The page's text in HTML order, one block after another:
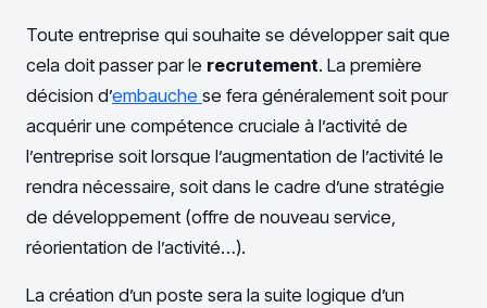
Toute entreprise qui souhaite se développer sait que
cela doit passer par le recrutement. La première
décision d’embauche se fera généralement soit pour
acquérir une compétence cruciale à l’activité de
l’entreprise soit lorsque l’augmentation de l’activité le
rendra nécessaire, soit dans le cadre d’une stratégie
de développement (offre de nouveau service,
réorientation de l’activité…).
La création d’un poste sera la suite logique d’un